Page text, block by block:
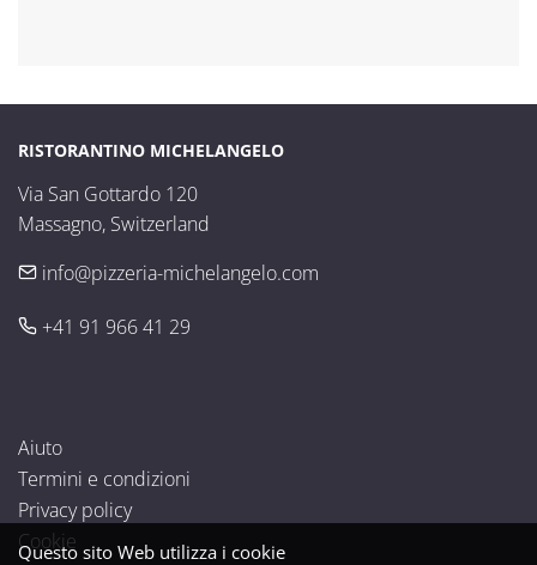
RISTORANTINO MICHELANGELO
Via San Gottardo 120
Massagno, Switzerland
info@pizzeria-michelangelo.com
+41 91 966 41 29
Aiuto
Termini e condizioni
Privacy policy
Cookie
Questo sito Web utilizza i cookie